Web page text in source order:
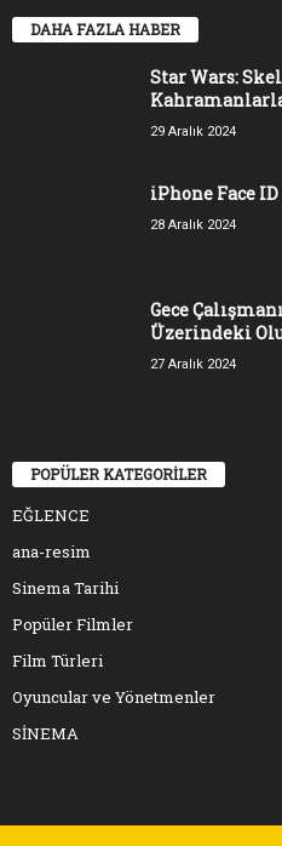
DAHA FAZLA HABER
Star Wars:
29 Aralık 2024
iPhone Face
28 Aralık 2024
Gece
Üzerindeki
27 Aralık 2024
POPÜLER KATEGORİLER
EĞLENCE
ana-resim
Sinema Tarihi
Popüler Filmler
Film Türleri
Oyuncular ve Yönetmenler
SİNEMA